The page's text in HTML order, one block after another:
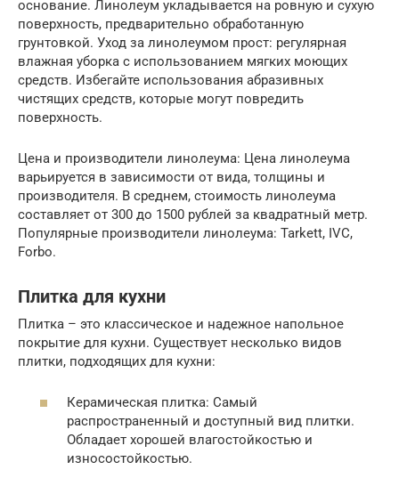
основание. Линолеум укладывается на ровную и сухую
поверхность, предварительно обработанную
грунтовкой. Уход за линолеумом прост: регулярная
влажная уборка с использованием мягких моющих
средств. Избегайте использования абразивных
чистящих средств, которые могут повредить
поверхность.
Цена и производители линолеума: Цена линолеума
варьируется в зависимости от вида, толщины и
производителя. В среднем, стоимость линолеума
составляет от 300 до 1500 рублей за квадратный метр.
Популярные производители линолеума: Tarkett, IVC,
Forbo.
Плитка для кухни
Плитка – это классическое и надежное напольное
покрытие для кухни. Существует несколько видов
плитки, подходящих для кухни:
Керамическая плитка: Самый
распространенный и доступный вид плитки.
Обладает хорошей влагостойкостью и
износостойкостью.